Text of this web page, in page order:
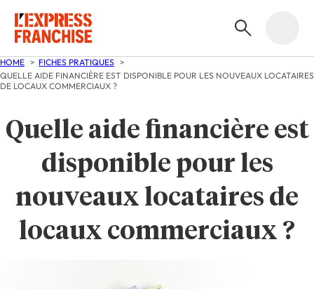
HOME
FICHES PRATIQUES
QUELLE AIDE FINANCIÈRE EST DISPONIBLE POUR LES NOUVEAUX LOCATAIRES
DE LOCAUX COMMERCIAUX ?
Quelle aide financière est
disponible pour les
nouveaux locataires de
locaux commerciaux ?